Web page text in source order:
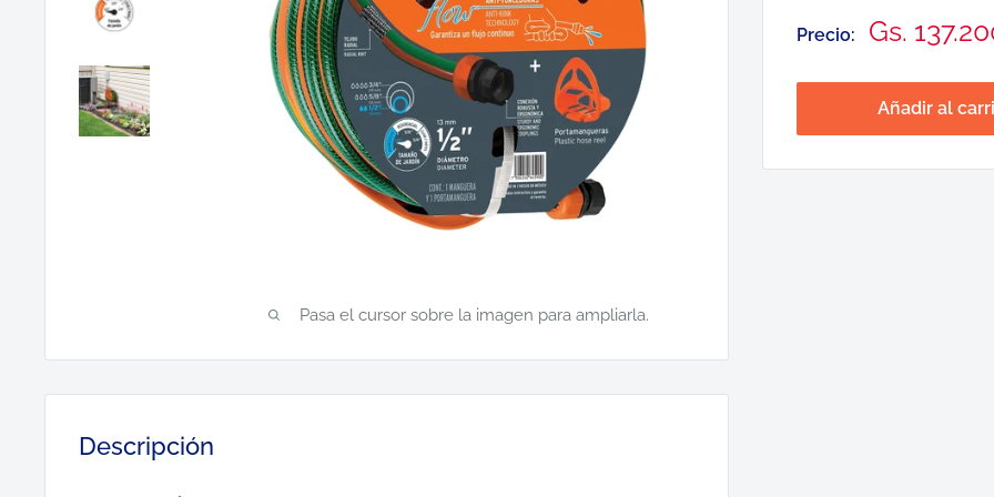
Pasa el cursor sobre la imagen para ampliarla.
Precio:
Precio
venta
Gs.
Añadir al
Descripción